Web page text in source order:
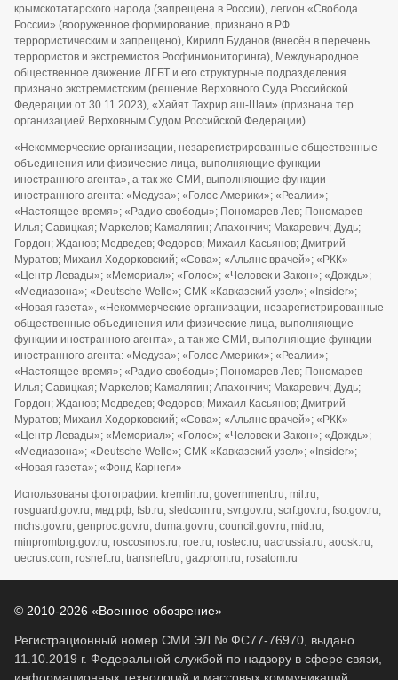
крымскотатарского народа (запрещена в России), легион «Свобода
России» (вооруженное формирование, признано в РФ
террористическим и запрещено), Кирилл Буданов (внесён в перечень
террористов и экстремистов Росфинмониторинга), Международное
общественное движение ЛГБТ и его структурные подразделения
признано экстремистским (решение Верховного Суда Российской
Федерации от 30.11.2023), «Хайят Тахрир аш-Шам» (признана тер.
организацией Верховным Судом Российской Федерации)
«Некоммерческие организации, незарегистрированные общественные
объединения или физические лица, выполняющие функции
иностранного агента», а так же СМИ, выполняющие функции
иностранного агента: «Медуза»; «Голос Америки»; «Реалии»;
«Настоящее время»; «Радио свободы»; Пономарев Лев; Пономарев
Илья; Савицкая; Маркелов; Камалягин; Апахончич; Макаревич; Дудь;
Гордон; Жданов; Медведев; Федоров; Михаил Касьянов; Дмитрий
Муратов; Михаил Ходорковский; «Сова»; «Альянс врачей»; «РКК»
«Центр Левады»; «Мемориал»; «Голос»; «Человек и Закон»; «Дождь»;
«Медиазона»; «Deutsche Welle»; СМК «Кавказский узел»; «Insider»;
«Новая газета», «Некоммерческие организации, незарегистрированные
общественные объединения или физические лица, выполняющие
функции иностранного агента», а так же СМИ, выполняющие функции
иностранного агента: «Медуза»; «Голос Америки»; «Реалии»;
«Настоящее время»; «Радио свободы»; Пономарев Лев; Пономарев
Илья; Савицкая; Маркелов; Камалягин; Апахончич; Макаревич; Дудь;
Гордон; Жданов; Медведев; Федоров; Михаил Касьянов; Дмитрий
Муратов; Михаил Ходорковский; «Сова»; «Альянс врачей»; «РКК»
«Центр Левады»; «Мемориал»; «Голос»; «Человек и Закон»; «Дождь»;
«Медиазона»; «Deutsche Welle»; СМК «Кавказский узел»; «Insider»;
«Новая газета»; «Фонд Карнеги»
Использованы фотографии: kremlin.ru, government.ru, mil.ru,
rosguard.gov.ru, мвд.рф, fsb.ru, sledcom.ru, svr.gov.ru, scrf.gov.ru, fso.gov.ru,
mchs.gov.ru, genproc.gov.ru, duma.gov.ru, council.gov.ru, mid.ru,
minpromtorg.gov.ru, roscosmos.ru, roe.ru, rostec.ru, uacrussia.ru, aoosk.ru,
uecrus.com, rosneft.ru, transneft.ru, gazprom.ru, rosatom.ru
© 2010-2026 «Военное обозрение»
Регистрационный номер СМИ ЭЛ № ФС77-76970, выдано
11.10.2019 г. Федеральной службой по надзору в сфере связи,